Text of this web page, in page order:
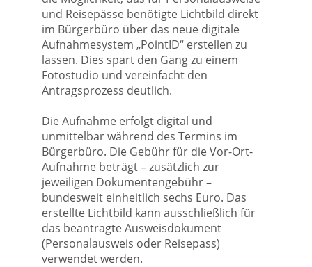
und Reisepässe benötigte Lichtbild direkt
im Bürgerbüro über das neue digitale
Aufnahmesystem „PointID“ erstellen zu
lassen. Dies spart den Gang zu einem
Fotostudio und vereinfacht den
Antragsprozess deutlich.
Die Aufnahme erfolgt digital und
unmittelbar während des Termins im
Bürgerbüro. Die Gebühr für die Vor-Ort-
Aufnahme beträgt – zusätzlich zur
jeweiligen Dokumentengebühr –
bundesweit einheitlich sechs Euro. Das
erstellte Lichtbild kann ausschließlich für
das beantragte Ausweisdokument
(Personalausweis oder Reisepass)
verwendet werden.